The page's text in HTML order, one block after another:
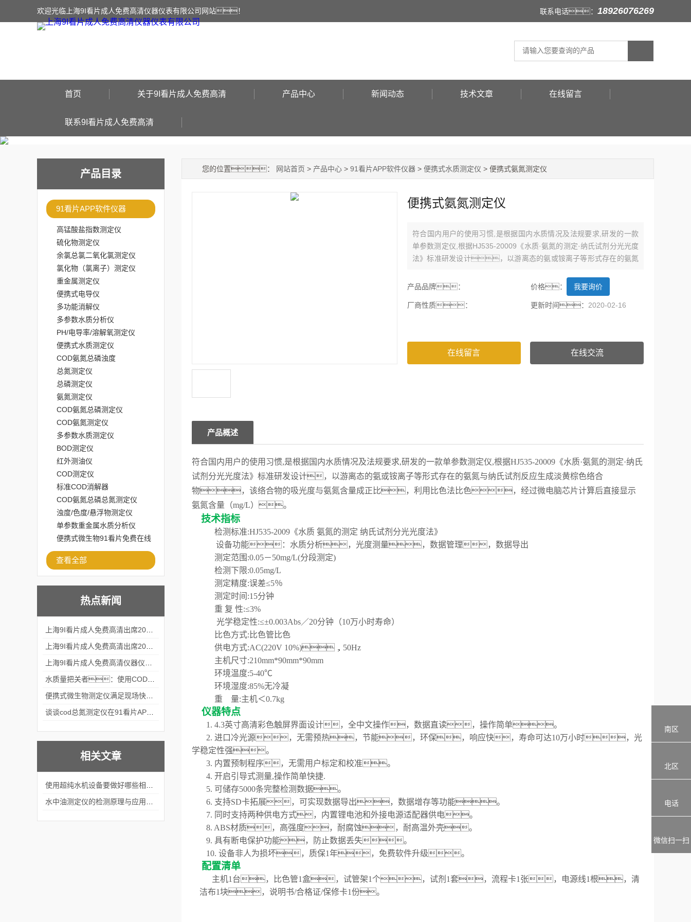
欢迎光临上海9I看片成人免费高清仪器仪表有限公司网站！ 联系电话： 18926076269
首页 关于9I看片成人免费高清 产品中心 新闻动态 技术文章 在线留言
联系9I看片成人免费高清
产品目录
91看片APP软件仪器
高锰酸盐指数测定仪
硫化物测定仪
余氯总氯二氧化氯测定仪
氯化物（氯离子）测定仪
重金属测定仪
便携式电导仪
多功能消解仪
多参数水质分析仪
PH/电导率/溶解氧测定仪
便携式水质测定仪
COD氨氮总磷浊度
总氮测定仪
总磷测定仪
氨氮测定仪
COD氨氮总磷测定仪
COD氨氮测定仪
多参数水质测定仪
BOD测定仪
红外测油仪
COD测定仪
标准COD消解器
COD氨氮总磷总氮测定仪
浊度/色度/悬浮物测定仪
单参数重金属水质分析仪
便携式微生物91看片免费在线
观看
查看全部
热点新闻
相关文章
您的位置： 网站首页 > 产品中心 > 91看片APP软件仪器 > 便携式水质测定仪 > 便携式氨氮测定仪
便携式氨氮测定仪
符合国内用户的使用习惯,是根据国内水质情况及法规要求,研发的一款
单参数测定仪,根据HJ535-20009《水质·氨氮的测定·纳氏试剂分光光度
法》标准研发设计，以游离态的氨或铵离子等形式存在的氨氮
氮含量成正比，利用比色法比色，经过微电脑芯片计算后直
产品品牌： 价格： 我要询价
厂商性质： 更新时间： 2020-02-16
在线留言 在线交流
产品概述
符合国内用户的使用习惯,是根据国内水质情况及法规要求,研发的一款单参数测定仪,根据HJ535-20009《水质·氨氮的测定·纳氏
试剂分光光度法》标准研发设计，以游离态的氨或铵离子等形式存在的氨氮与纳氏试剂反应生成淡黄棕色络合
物，该络合物的吸光度与氨氮含量成正比，利用比色法比色，经过微电脑芯片计算后直接显示
氨氮含量（mg/L）。
技术指标
检测标准:HJ535-2009《水质 氨氮的测定 纳氏试剂分光光度法》
设备功能：水质分析， 光度测量， 数据管理， 数据导出
测定范围 :0.05－50mg/L(分段测定)
检测下限:0.05mg/L
测定精度:误差≤5％
测定时间 :15分钟
重 复 性:≤3%
光学稳定性:≤±0.003Abs／20分钟（10万小时寿命）
比色方式:比色管比色
供电方式:AC(220V 10%)，50Hz
主机尺寸:210mm*90mm*90mm
环境温度:5-40℃
环境湿度:85%无冷凝
重
量:主机＜0.7kg
仪器特点
1. 4.3英寸高清彩色触屏界面设计，全中文操作，数据直读，操作简单。
2. 进口冷光源，无需预热，节能， 环保， 响应快，寿命可达10万小时，光
学稳定性强。
3. 内置预制程序，无需用户标定和校准。
4. 开启引导式测量,操作简单快捷.
5. 可储存5000条完整检测数据。
6. 支持SD卡拓展，可实现数据导出， 数据增存等功能。
7. 同时支持两种供电方式，内置锂电池和外接电源适配器供电。
8. ABS材质，高强度， 耐腐蚀， 耐高温外壳。
9. 具有断电保护功能，防止数据丢失。
10. 设备非人为损坏，质保1年，免费软件升级。
配置清单
主机1台，比色管1盒，试管架1个，试剂1套， 流程卡1张， 电源线1根，清
洁布1块，说明书/合格证/保修卡1份。
南区
北区
电话
微信扫一扫